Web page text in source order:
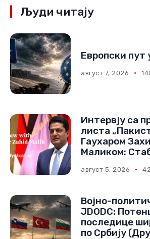
Људи читају
Европски пут
август 7, 2026
Интервју са
листа
Гаухаром
Маликом:
свих
август 5, 2026
Војно-
JDODC:
последице
по Србију